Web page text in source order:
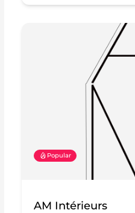
Popular
AM Intérieurs